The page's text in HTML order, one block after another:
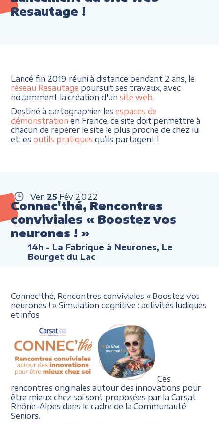
Resautage !
Lancé fin 2019, réuni à distance pendant 2 ans, le
réseau Resautage poursuit ses travaux, avec
notamment la création d'unsite web
Destiné à cartographier lesespaces de
démonstration en France, ce site doit permettre à
chacun de repérer le site le plus proche de chez lui
et lesoutils pratiques qu’ils partagent !
Ven 25 Fév 2022
Connec'thé, Rencontres
conviviales « Boostez vos
neurones ! »
14h - La Fabrique à Neurones, Le
Bourget du Lac
Connec'thé, Rencontres conviviales « Boostez vos
neurones ! » Simulation cognitive : activités ludiques
et infos
Ces
rencontres originales autour des innovations pour
être mieux chez soi sont proposées par la Carsat
Rhône-Alpes dans le cadre de la Communauté
Seniors.